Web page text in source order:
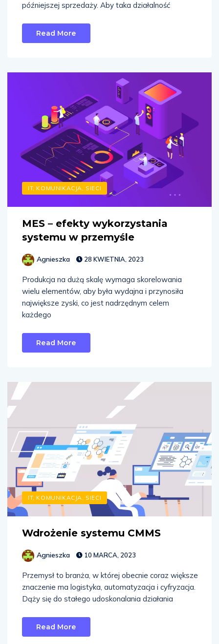
późniejszej sprzedaży. Aby taka działalność
Read More
IT, KOMUNIKACJA, SIECI
MES – efekty wykorzystania
systemu w przemyśle
Agnieszka 28 KWIETNIA, 2023
Produkcja na dużą skalę wymaga skorelowania
wielu elementów, aby była wydajna i przynosiła
największe zyski, co jest nadrzędnym celem
każdego
Read More
IT, KOMUNIKACJA, SIECI
Wdrożenie systemu CMMS
Agnieszka 10 MARCA, 2023
Przemysł to branża, w której obecnie coraz większe
znaczenie ma logistyka, automatyzacja i cyfryzacja.
Dąży się do stałego udoskonalania działania
Read More